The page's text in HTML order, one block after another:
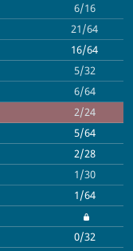
6/16
21/64
16/64
5/32
6/64
2/24
5/64
2/28
1/30
1/64
0/32